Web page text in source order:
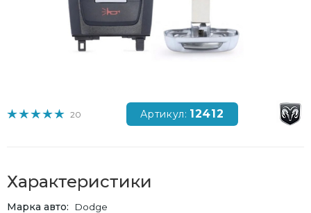
20 Артикул: 12412
Характеристики
Марка авто
Dodge